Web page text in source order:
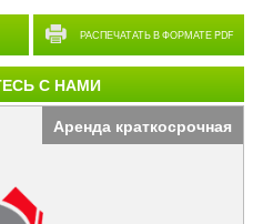
Аренда краткосрочная
РАСПЕЧАТАТЬ В ФОРМАТЕ PDF
С НАМИ